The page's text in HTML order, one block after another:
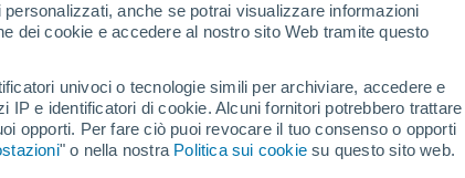
anche se potrai visualizzare informazioni
dei cookie e accedere al nostro sito Web tramite questo
univoci o tecnologie simili per archiviare, accedere e
e identificatori di cookie. Alcuni fornitori potrebbero trattare
opporti. Per fare ciò puoi revocare il tuo consenso o opporti
" o nella nostra Politica sui cookie su questo sito web.
27°
13°
Genk
27°
13°
Maasmechelen